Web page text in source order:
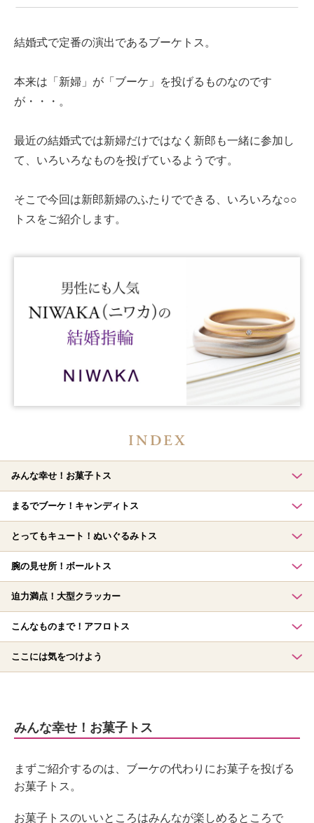
結婚式で定番の演出であるブーケトス。
本来は「新婦」が「ブーケ」を投げるものなのです
が・・・。
最近の結婚式では新婦だけではなく新郎も一緒に参加し
て、いろいろなものを投げているようです。
そこで今回は新郎新婦のふたりでできる、いろいろな○○
トスをご紹介します。
みんな幸せ！お菓子トス
まるでブーケ！キャンディトス
とってもキュート！ぬいぐるみトス
腕の見せ所！ボールトス
迫力満点！大型クラッカー
こんなものまで！アフロトス
ここには気をつけよう
みんな幸せ！お菓子トス
まずご紹介するのは、ブーケの代わりにお菓子を投げる
お菓子トス。
お菓子トスのいいところはみんなが楽しめるところで